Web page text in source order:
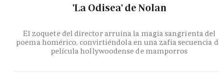
'La Odisea' de Nolan
El zoquete del director arruina la magia sangrienta del
poema homérico, convirtiéndola en una zafia secuencia
película hollywoodense de mamporros